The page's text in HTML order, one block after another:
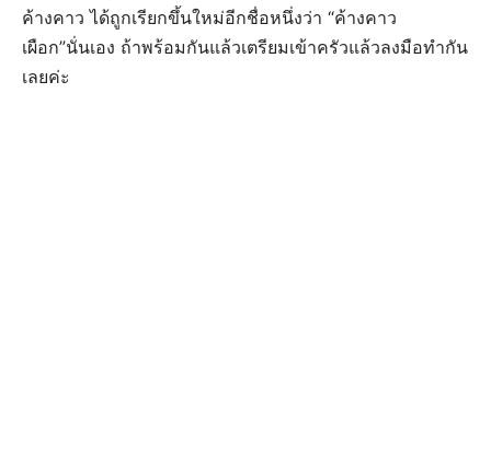
ค้างคาว ได้ถูกเรียกขึ้นใหม่อีกชื่อหนึ่งว่า “ค้างคาว
เผือก”นั่นเอง ถ้าพร้อมกันแล้วเตรียมเข้าครัวแล้วลงมือทำกัน
เลยค่ะ